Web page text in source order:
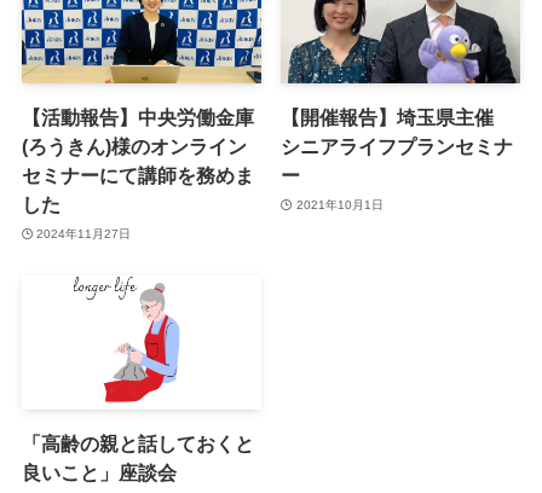
【活動報告】中央労働金庫
(ろうきん)様のオンライン
セミナーにて講師を務めま
した
2024年11月27日
【開催報告】埼玉県主催
シニアライフプランセミナ
ー
2021年10月1日
「高齢の親と話しておくと
良いこと」座談会